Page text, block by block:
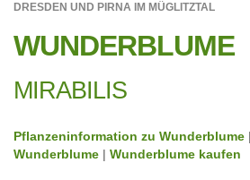
DRESDEN UND PIRNA IM MÜGLITZTAL
WUNDERBLUME
MIRABILIS
Pflanzeninformation zu Wunderblume
Wunderblume
Wunderblume kaufen